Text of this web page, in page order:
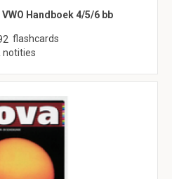
Handboek 4/5/6 bb
flashcards
notities